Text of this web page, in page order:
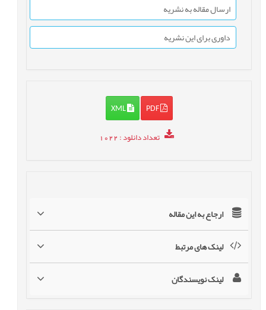
ارسال مقاله به نشریه
داوری برای این نشریه
PDF
XML
تعداد دانلود: 1022
ارجاع به این مقاله
لینک های مرتبط
لینک نویسندگان